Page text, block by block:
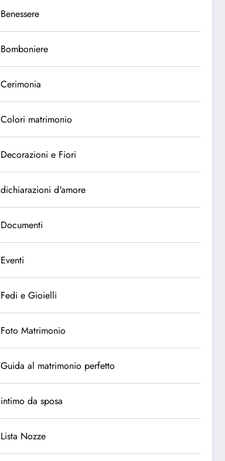
Benessere
Bomboniere
Cerimonia
Colori matrimonio
Decorazioni e Fiori
dichiarazioni d'amore
Documenti
Eventi
Fedi e Gioielli
Foto Matrimonio
Guida al matrimonio perfetto
intimo da sposa
Lista Nozze